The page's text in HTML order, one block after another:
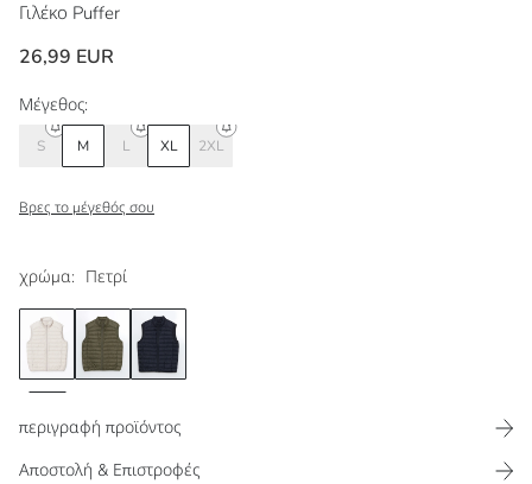
Γιλέκο Puffer
26,99 EUR
χρώμα: Πετρί
Μέγεθος:
S M L XL 2XL
Βρες το μέγεθός σου
περιγραφή προϊόντος
Αποστολή & Επιστροφές